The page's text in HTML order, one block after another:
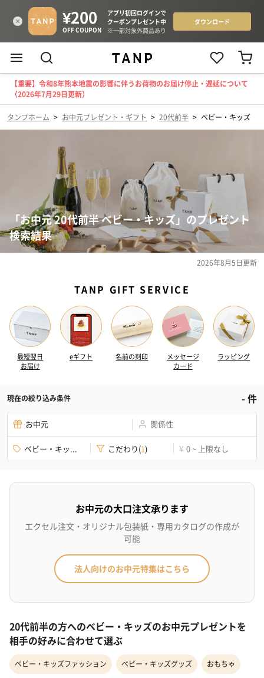
【重要】令和8年熊本地震の影響に伴うお荷物のお届け停止・遅延について
（2026年7月29日更新）
タンプホーム > お中元プレゼント・ギフト > 20代前半 > ベビー・キッズ
「お中元 20代前半 ベビー・キッズ」のプレゼント
検索結果
2026年8月5日更新
TANP GIFT SERVICE
最短翌日
お届け
eギフト 名前の刻印
メッセージ
カード
ラッピング
現在の絞り込み条件 -件
お中元 関係性
ベビー・キッ... こだわり(1) ¥ 0 ~ 上限なし
お中元の大口注文承ります
エクセル注文・オリジナル包装紙・専用カタログの作成が
可能
法人向けのお中元特集はこちら
20代前半の方へのベビー・キッズのお中元プレゼントを
相手の好みに合わせて選ぶ
ベビー・キッズファッション ベビー・キッズグッズ おもちゃ